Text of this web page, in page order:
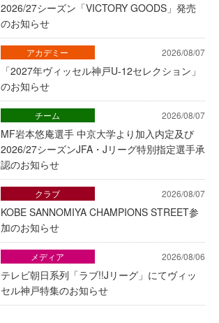
2026/27シーズン「VICTORY GOODS」発売
のお知らせ
2026/08/07
「2027年ヴィッセル神戸U-12セレクション」
のお知らせ
アカデミー
2026/08/07
MF岩本悠庵選手 中京大学より加入内定及び
2026/27シーズンJFA・Jリーグ特別指定選手承
認のお知らせ
チーム
2026/08/07
KOBE SANNOMIYA CHAMPIONS STREET参
加のお知らせ
クラブ
2026/08/06
テレビ朝日系列「ラブ!!Jリーグ」にてヴィッ
セル神戸特集のお知らせ
メディア